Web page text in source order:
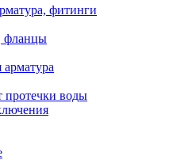
фитинги
фланцы
воды